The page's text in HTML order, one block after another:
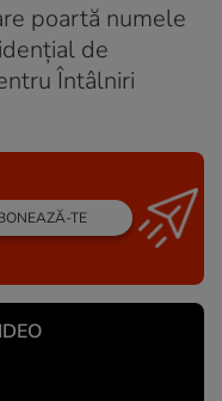
poartă numele
de
Întâlniri
TE